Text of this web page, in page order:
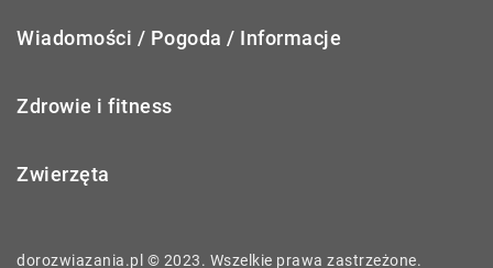
Wiadomości / Pogoda / Informacje
Zdrowie i fitness
Zwierzęta
dorozwiazania.pl © 2023. Wszelkie prawa zastrzeżone.